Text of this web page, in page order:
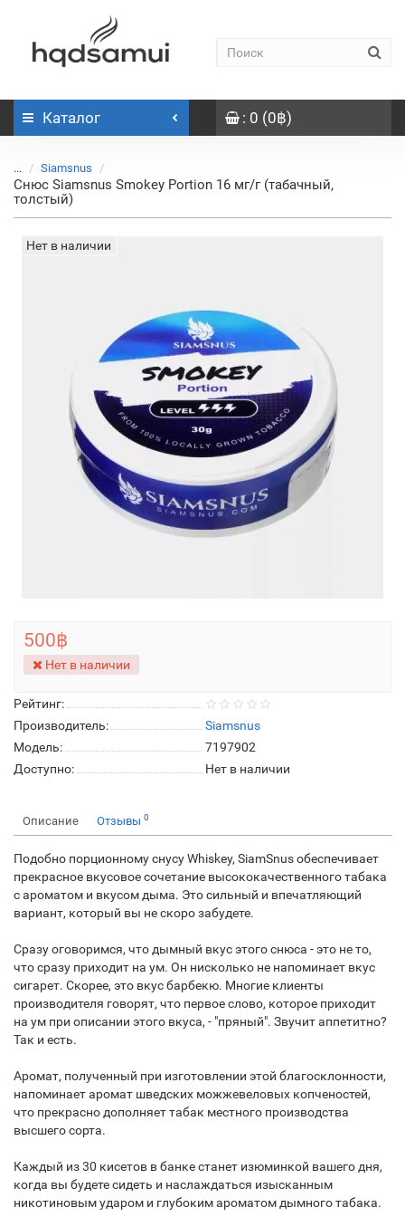
Каталог : 0 (0฿)
... Siamsnus
Снюс Siamsnus Smokey Portion 16 мг/г (табачный,
толстый)
Нет в наличии
Рейтинг:
Производитель:
Siamsnus
Модель:
7197902
Доступно:
Нет в наличии
500฿
Нет в наличии
Описание Отзывы 0
Подобно порционному снусу Whiskey, SiamSnus обеспечивает
прекрасное вкусовое сочетание высококачественного табака
с ароматом и вкусом дыма. Это сильный и впечатляющий
вариант, который вы не скоро забудете.
Сразу оговоримся, что дымный вкус этого снюса - это не то,
что сразу приходит на ум. Он нисколько не напоминает вкус
сигарет. Скорее, это вкус барбекю. Многие клиенты
производителя говорят, что первое слово, которое приходит
на ум при описании этого вкуса, - "пряный". Звучит аппетитно?
Так и есть.
Аромат, полученный при изготовлении этой благосклонности,
напоминает аромат шведских можжевеловых копченостей,
что прекрасно дополняет табак местного производства
высшего сорта.
Каждый из 30 кисетов в банке станет изюминкой вашего дня,
когда вы будете сидеть и наслаждаться изысканным
никотиновым ударом и глубоким ароматом дымного табака.